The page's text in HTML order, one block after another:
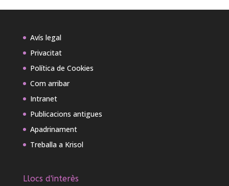
Avís legal
Privacitat
Política de Cookies
Com arribar
Intranet
Publicacions antigues
Apadrinament
Treballa a Krisol
Llocs d'interès